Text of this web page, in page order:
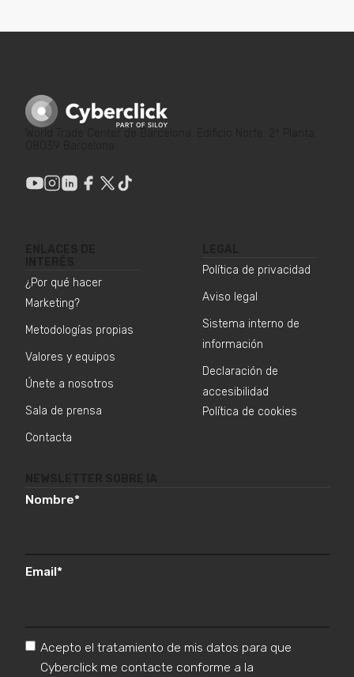
¿Por qué hacer
Marketing?
Metodologías propias
Valores y equipos
Únete a nosotros
Sala de prensa
Contacta
Política de privacidad
Aviso legal
Sistema interno de
información
Declaración de
accesibilidad
Política de cookies
Nombre*
Email*
Acepto el tratamiento de mis datos para que
Cyberclick me contacte conforme a la